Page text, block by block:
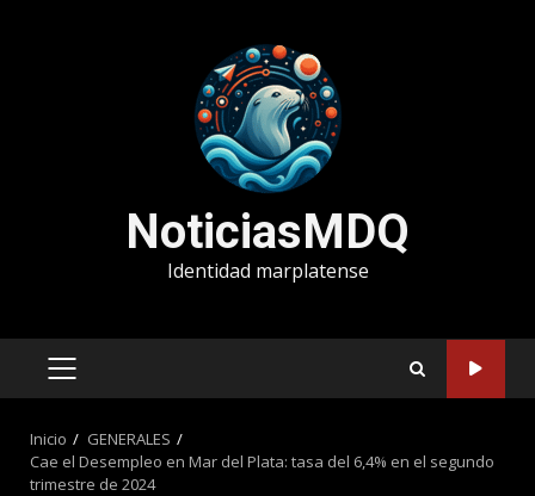
NoticiasMDQ
Identidad marplatense
MENÚ
Inicio
GENERALES
Cae el Desempleo en Mar del Plata: tasa del 6,4% en el segundo
trimestre de 2024